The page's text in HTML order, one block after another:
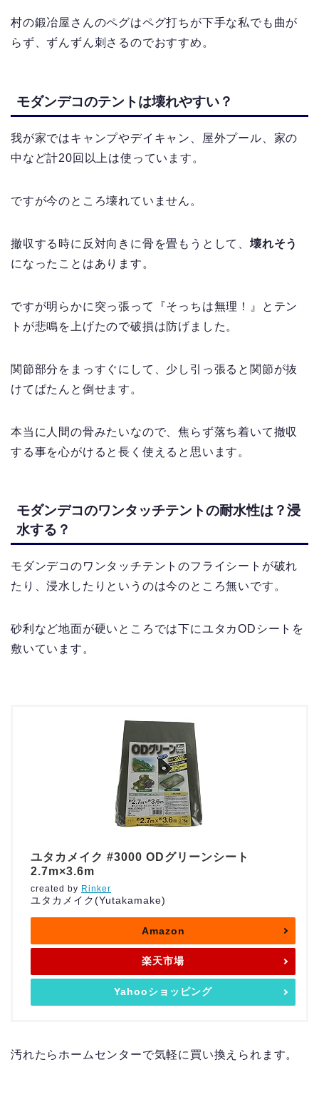
村の鍛冶屋さんのペグはペグ打ちが下手な私でも曲が
らず、ずんずん刺さるのでおすすめ。
モダンデコのテントは壊れやすい？
我が家ではキャンプやデイキャン、屋外プール、家の
中など計20回以上は使っています。
ですが今のところ壊れていません。
撤収する時に反対向きに骨を畳もうとして、壊れそう
になったことはあります。
ですが明らかに突っ張って『そっちは無理！』とテン
トが悲鳴を上げたので破損は防げました。
関節部分をまっすぐにして、少し引っ張ると関節が抜
けてぱたんと倒せます。
本当に人間の骨みたいなので、焦らず落ち着いて撤収
する事を心がけると長く使えると思います。
モダンデコのワンタッチテントの耐水性は？浸
水する？
モダンデコのワンタッチテントのフライシートが破れ
たり、浸水したりというのは今のところ無いです。
砂利など地面が硬いところでは下にユタカODシートを
敷いています。
ユタカメイク #3000 ODグリーンシート
2.7m×3.6m
created by Rinker
ユタカメイク(Yutakamake)
Amazon
楽天市場
Yahooショッピング
汚れたらホームセンターで気軽に買い換えられます。